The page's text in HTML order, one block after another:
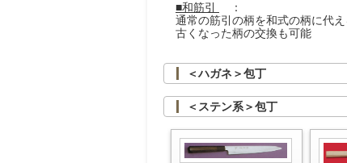
■和筋引
：
通常の筋引の柄を和式の柄に代
古くなった柄の交換も可能
＜ハガネ＞包丁
＜ステン系＞包丁